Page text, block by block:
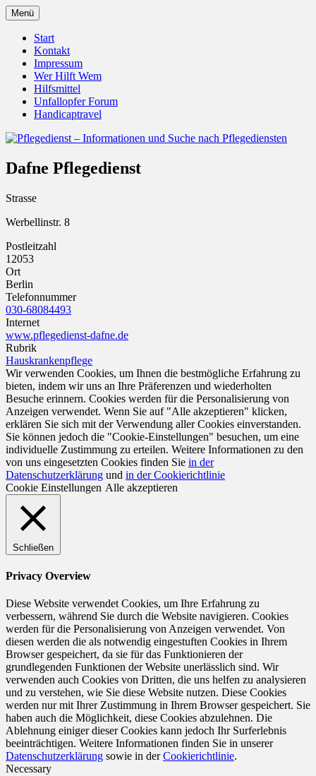
Zum
Inhalt
springen
Pflegedienst – Informationen
und Suche nach Pflegediensten
Unfallopfer – Hilfswerk
Menü
Start
Kontakt
Impressum
Wer Hilft Wem
Hilfsmittel
Unfallopfer Forum
Handicaptravel
Dafne Pflegedienst
Strasse
Werbellinstr. 8
Postleitzahl
12053
Ort
Berlin
Telefonnummer
030-68084493
Internet
www.pflegedienst-dafne.de
Rubrik
Hauskrankenpflege
Wir verwenden Cookies, um Ihnen die bestmögliche Erfahrung zu
bieten, indem wir uns an Ihre Präferenzen und wiederholten
Besuche erinnern. Cookies werden für die Personalisierung von
Anzeigen verwendet. Wenn Sie auf "Alle akzeptieren" klicken,
erklären Sie sich mit der Verwendung aller Cookies einverstanden.
Sie können jedoch die "Cookie-Einstellungen" besuchen, um eine
individuelle Zustimmung zu erteilen. Weitere Informationen zu den
von uns eingesetzten Cookies finden Sie in der
Datenschutzerklärung und in der Cookierichtlinie
Cookie Einstellungen Alle akzeptieren
Schließen
Privacy Overview
Diese Website verwendet Cookies, um Ihre Erfahrung zu
verbessern, während Sie durch die Website navigieren. Cookies
werden für die Personalisierung von Anzeigen verwendet. Von
diesen werden die als notwendig eingestuften Cookies in Ihrem
Browser gespeichert, da sie für das Funktionieren der
grundlegenden Funktionen der Website unerlässlich sind. Wir
verwenden auch Cookies von Dritten, die uns helfen zu analysieren
und zu verstehen, wie Sie diese Website nutzen. Diese Cookies
werden nur mit Ihrer Zustimmung in Ihrem Browser gespeichert. Sie
haben auch die Möglichkeit, diese Cookies abzulehnen. Die
Ablehnung einiger dieser Cookies kann jedoch Ihr Surferlebnis
beeinträchtigen. Weitere Informationen finden Sie in unserer
Datenschutzerklärung sowie in derCookierichtlinie.
Necessary